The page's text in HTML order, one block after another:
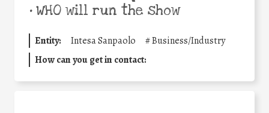
•WHO will run the show
Entity: Intesa Sanpaolo #Business/Industry
How can you get in contact: